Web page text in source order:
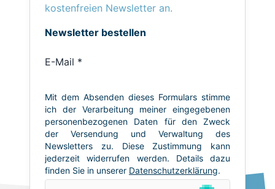
kostenfreien Newsletter an.